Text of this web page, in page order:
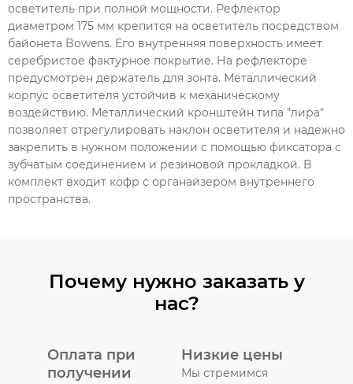
осветитель при полной мощности. Рефлектор
диаметром 175 мм крепится на осветитель посредством
байонета Bowens. Его внутренняя поверхность имеет
серебристое фактурное покрытие. На рефлекторе
предусмотрен держатель для зонта. Металлический
корпус осветителя устойчив к механическому
воздействию. Металлический кронштейн типа "лира"
позволяет отрегулировать наклон осветителя и надежно
закрепить в нужном положении с помощью фиксатора с
зубчатым соединением и резиновой прокладкой. В
комплект входит кофр с органайзером внутреннего
пространства.
Почему нужно заказать у
нас?
Оплата при
получении
Низкие цены
Мы стремимся